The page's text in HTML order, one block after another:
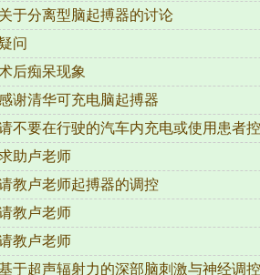
关于分离型脑起搏器的讨论
疑问
后痴呆现象
谢清华可充电脑起搏器
不要在行驶的汽车内充电或使用患者
助卢老师
教卢老师起搏器的调控
教卢老师
教卢老师
于超声辐射力的深部脑刺激与神经调